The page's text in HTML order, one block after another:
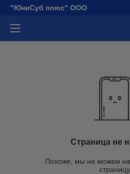
"ЮниСуб плюс" ООО
Страница не
Похоже, мы не можем
страницу